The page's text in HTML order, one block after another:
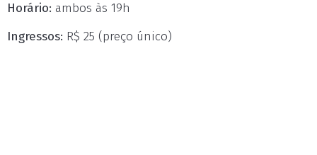
Horário: ambos às 19h
Ingressos: R$ 25 (preço único)